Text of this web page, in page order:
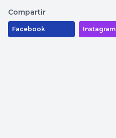
Compartir
Facebook Instagram